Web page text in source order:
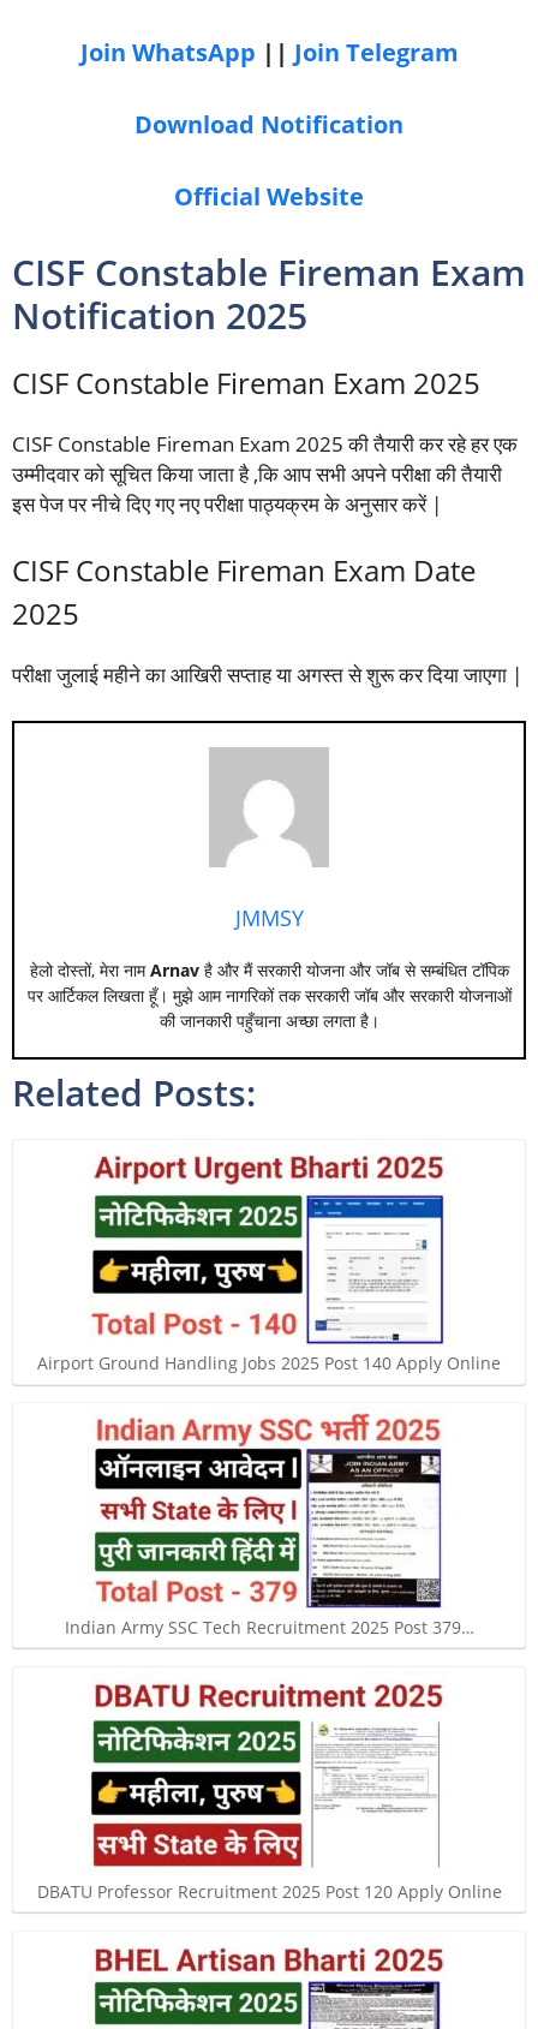
Join WhatsApp || Join Telegram
Download Notification
Official Website
CISF Constable Fireman Exam
Notification 2025
CISF Constable Fireman Exam 2025
CISF Constable Fireman Exam 2025 की तैयारी कर रहे हर एक
उम्मीदवार को सूचित किया जाता है ,कि आप सभी अपने परीक्षा की तैयारी
इस पेज पर नीचे दिए गए नए परीक्षा पाठ्यक्रम के अनुसार करें |
CISF Constable Fireman Exam Date
2025
परीक्षा जुलाई महीने का आखिरी सप्ताह या अगस्त से शुरू कर दिया जाएगा |
JMMSY
हेलो दोस्तों, मेरा नामArnavहै और मैं सरकारी योजना और जॉब से सम्बंधित टॉपिक
पर आर्टिकल लिखता हूँ। मुझे आम नागरिकों तक सरकारी जॉब और सरकारी योजनाओं
की जानकारी पहुँचाना अच्छा लगता है।
Related Posts:
Airport Ground Handling Jobs 2025 Post 140 Apply Online
Indian Army SSC Tech Recruitment 2025 Post 379…
DBATU Professor Recruitment 2025 Post 120 Apply Online